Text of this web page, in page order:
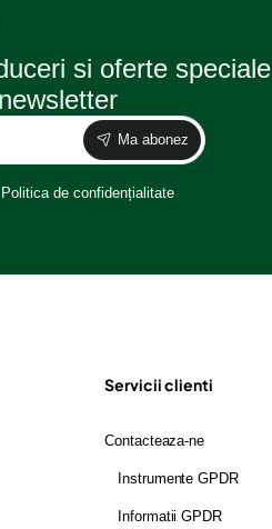
si oferte speciale
Ma abonez
Politica de confidențialitate
Servicii clienti
Contacteaza-ne
Instrumente GPDR
Informatii GPDR